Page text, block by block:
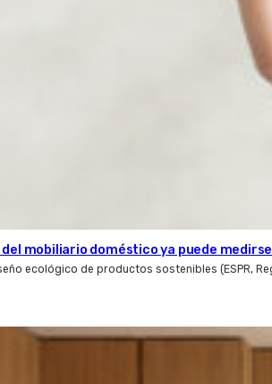
mobiliario doméstico ya puede
ecológico de productos sostenibles (ESPR,